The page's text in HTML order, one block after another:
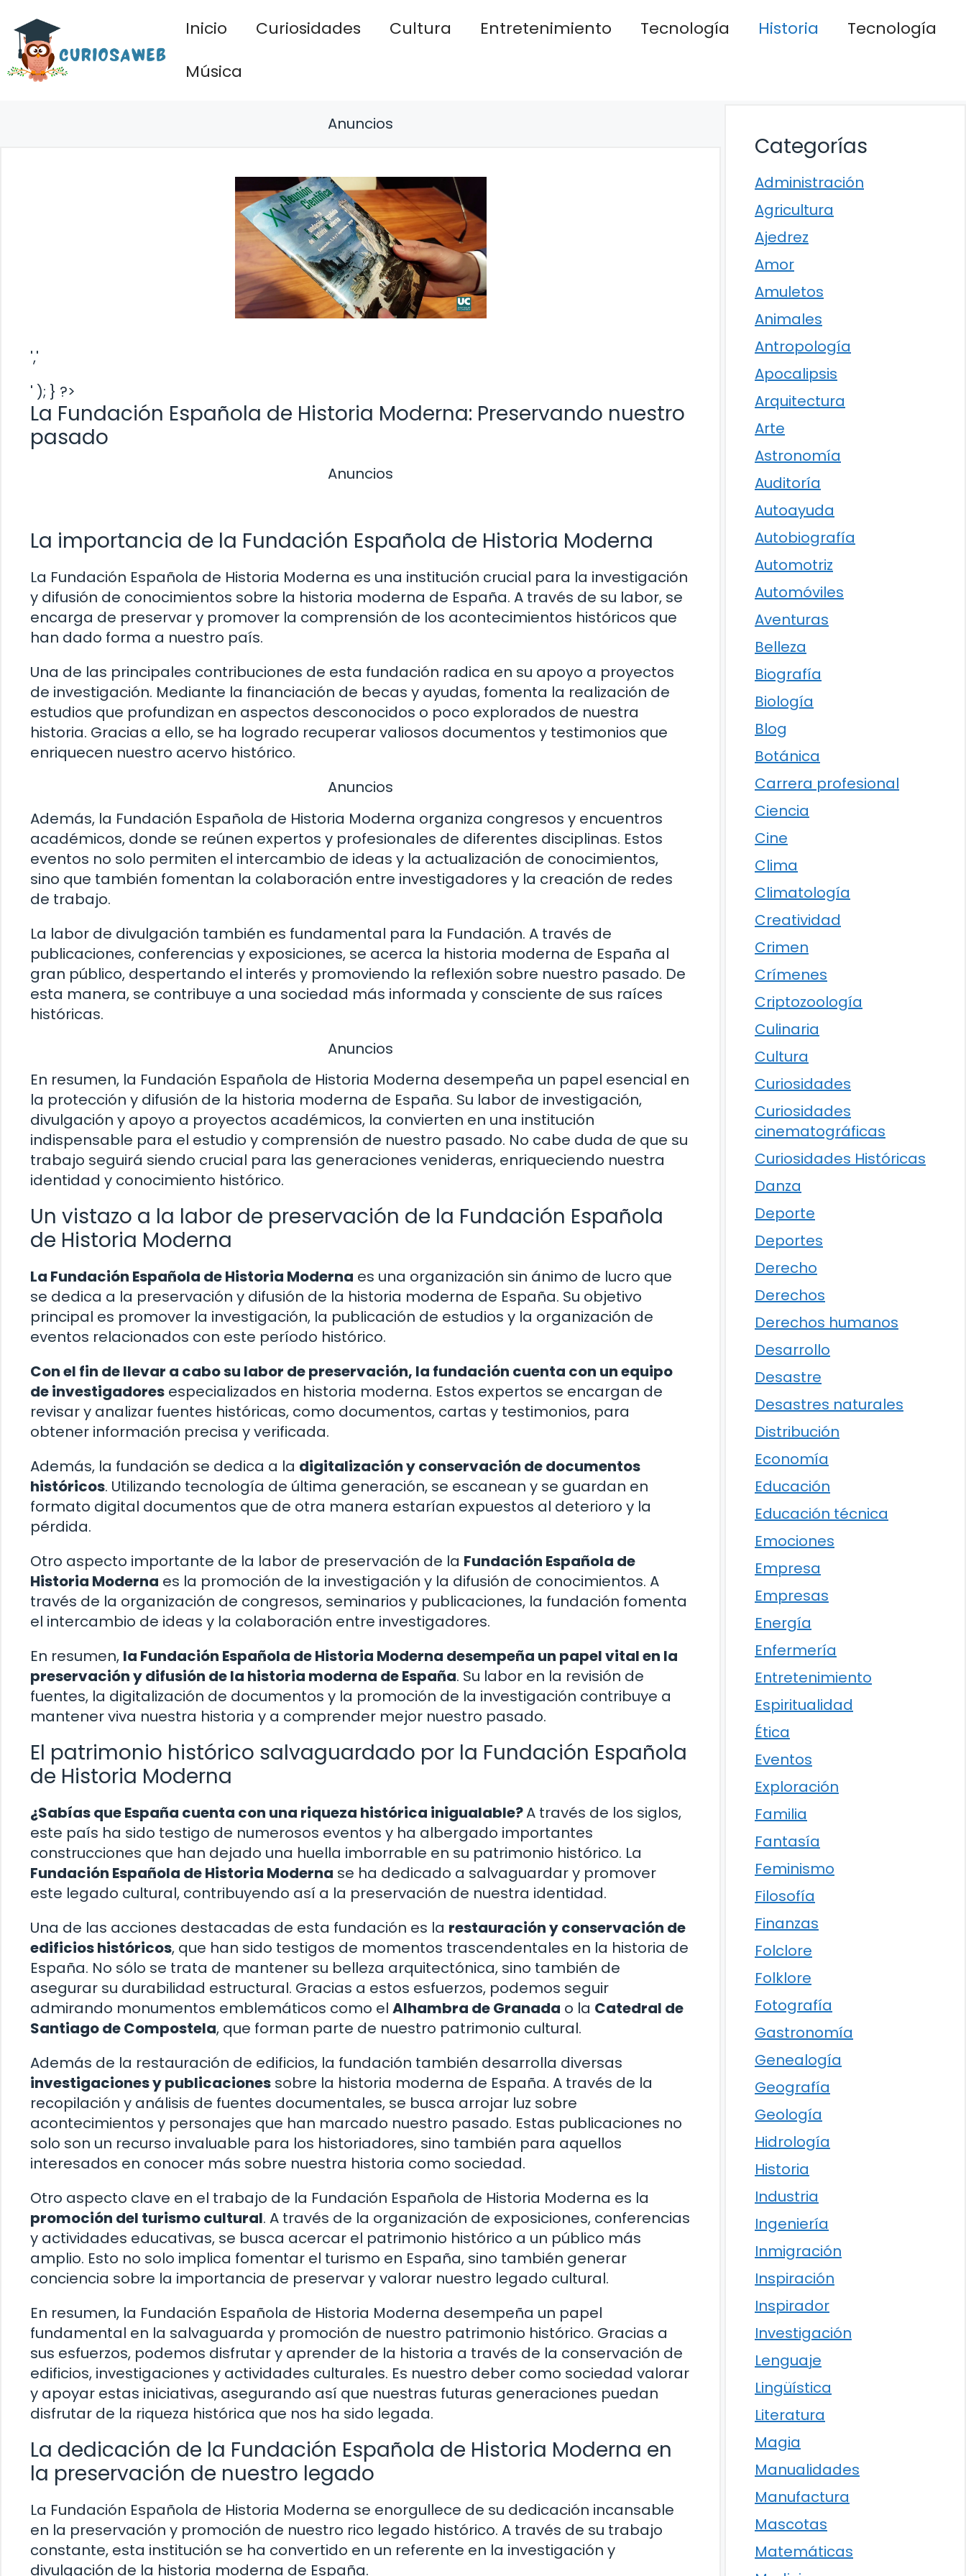
contenido
Inicio Curiosidades Cultura Entretenimiento Tecnología Historia
Tecnología
Música
Anuncios
','
' ); } ?>
La Fundación Española de Historia Moderna: Preservando nuestro
pasado
Anuncios
La importancia de la Fundación Española de Historia Moderna
La Fundación Española de Historia Moderna es una institución crucial para la investigación
y difusión de conocimientos sobre la historia moderna de España. A través de su labor, se
encarga de preservar y promover la comprensión de los acontecimientos históricos que
han dado forma a nuestro país.
Una de las principales contribuciones de esta fundación radica en su apoyo a proyectos
de investigación. Mediante la financiación de becas y ayudas, fomenta la realización de
estudios que profundizan en aspectos desconocidos o poco explorados de nuestra
historia. Gracias a ello, se ha logrado recuperar valiosos documentos y testimonios que
enriquecen nuestro acervo histórico.
Anuncios
Además, la Fundación Española de Historia Moderna organiza congresos y encuentros
académicos, donde se reúnen expertos y profesionales de diferentes disciplinas. Estos
eventos no solo permiten el intercambio de ideas y la actualización de conocimientos,
sino que también fomentan la colaboración entre investigadores y la creación de redes
de trabajo.
La labor de divulgación también es fundamental para la Fundación. A través de
publicaciones, conferencias y exposiciones, se acerca la historia moderna de España al
gran público, despertando el interés y promoviendo la reflexión sobre nuestro pasado. De
esta manera, se contribuye a una sociedad más informada y consciente de sus raíces
históricas.
Anuncios
En resumen, la Fundación Española de Historia Moderna desempeña un papel esencial en
la protección y difusión de la historia moderna de España. Su labor de investigación,
divulgación y apoyo a proyectos académicos, la convierten en una institución
indispensable para el estudio y comprensión de nuestro pasado. No cabe duda de que su
trabajo seguirá siendo crucial para las generaciones venideras, enriqueciendo nuestra
identidad y conocimiento histórico.
Un vistazo a la labor de preservación de la Fundación Española
de Historia Moderna
La Fundación Española de Historia Moderna es una organización sin ánimo de lucro que
se dedica a la preservación y difusión de la historia moderna de España. Su objetivo
principal es promover la investigación, la publicación de estudios y la organización de
eventos relacionados con este período histórico.
Con el fin de llevar a cabo su labor de preservación, la fundación cuenta con un equipo
de investigadores especializados en historia moderna. Estos expertos se encargan de
revisar y analizar fuentes históricas, como documentos, cartas y testimonios, para
obtener información precisa y verificada.
Además, la fundación se dedica a la digitalización y conservación de documentos
históricos. Utilizando tecnología de última generación, se escanean y se guardan en
formato digital documentos que de otra manera estarían expuestos al deterioro y la
pérdida.
Otro aspecto importante de la labor de preservación de la Fundación Española de
Historia Moderna es la promoción de la investigación y la difusión de conocimientos. A
través de la organización de congresos, seminarios y publicaciones, la fundación fomenta
el intercambio de ideas y la colaboración entre investigadores.
En resumen, la Fundación Española de Historia Moderna desempeña un papel vital en la
preservación y difusión de la historia moderna de España. Su labor en la revisión de
fuentes, la digitalización de documentos y la promoción de la investigación contribuye a
mantener viva nuestra historia y a comprender mejor nuestro pasado.
El patrimonio histórico salvaguardado por la Fundación Española
de Historia Moderna
¿Sabías que España cuenta con una riqueza histórica inigualable?A través de los siglos,
este país ha sido testigo de numerosos eventos y ha albergado importantes
construcciones que han dejado una huella imborrable en su patrimonio histórico. La
Fundación Española de Historia Moderna se ha dedicado a salvaguardar y promover
este legado cultural, contribuyendo así a la preservación de nuestra identidad.
Una de las acciones destacadas de esta fundación es la restauración y conservación de
edificios históricos, que han sido testigos de momentos trascendentales en la historia de
España. No sólo se trata de mantener su belleza arquitectónica, sino también de
asegurar su durabilidad estructural. Gracias a estos esfuerzos, podemos seguir
admirando monumentos emblemáticos como el Alhambra de Granada o la Catedral de
Santiago de Compostela, que forman parte de nuestro patrimonio cultural.
Además de la restauración de edificios, la fundación también desarrolla diversas
investigaciones y publicaciones sobre la historia moderna de España. A través de la
recopilación y análisis de fuentes documentales, se busca arrojar luz sobre
acontecimientos y personajes que han marcado nuestro pasado. Estas publicaciones no
solo son un recurso invaluable para los historiadores, sino también para aquellos
interesados en conocer más sobre nuestra historia como sociedad.
Otro aspecto clave en el trabajo de la Fundación Española de Historia Moderna es la
promoción del turismo cultural. A través de la organización de exposiciones, conferencias
y actividades educativas, se busca acercar el patrimonio histórico a un público más
amplio. Esto no solo implica fomentar el turismo en España, sino también generar
conciencia sobre la importancia de preservar y valorar nuestro legado cultural.
En resumen, la Fundación Española de Historia Moderna desempeña un papel
fundamental en la salvaguarda y promoción de nuestro patrimonio histórico. Gracias a
sus esfuerzos, podemos disfrutar y aprender de la historia a través de la conservación de
edificios, investigaciones y actividades culturales. Es nuestro deber como sociedad valorar
y apoyar estas iniciativas, asegurando así que nuestras futuras generaciones puedan
disfrutar de la riqueza histórica que nos ha sido legada.
La dedicación de la Fundación Española de Historia Moderna en
la preservación de nuestro legado
La Fundación Española de Historia Moderna se enorgullece de su dedicación incansable
en la preservación y promoción de nuestro rico legado histórico. A través de su trabajo
constante, esta institución se ha convertido en un referente en la investigación y
divulgación de la historia moderna de España.
Categorías
Administración
Agricultura
Ajedrez
Amor
Amuletos
Animales
Antropología
Apocalipsis
Arquitectura
Arte
Astronomía
Auditoría
Autoayuda
Autobiografía
Automotriz
Automóviles
Aventuras
Belleza
Biografía
Biología
Blog
Botánica
Carrera profesional
Ciencia
Cine
Clima
Climatología
Creatividad
Crimen
Crímenes
Criptozoología
Culinaria
Cultura
Curiosidades
Curiosidades
cinematográficas
Curiosidades Históricas
Danza
Deporte
Deportes
Derecho
Derechos
Derechos humanos
Desarrollo
Desastre
Desastres naturales
Distribución
Economía
Educación
Educación técnica
Emociones
Empresa
Empresas
Energía
Enfermería
Entretenimiento
Espiritualidad
Ética
Eventos
Exploración
Familia
Fantasía
Feminismo
Filosofía
Finanzas
Folclore
Folklore
Fotografía
Gastronomía
Genealogía
Geografía
Geología
Hidrología
Historia
Industria
Ingeniería
Inmigración
Inspiración
Inspirador
Investigación
Lenguaje
Lingüística
Literatura
Magia
Manualidades
Manufactura
Mascotas
Matemáticas